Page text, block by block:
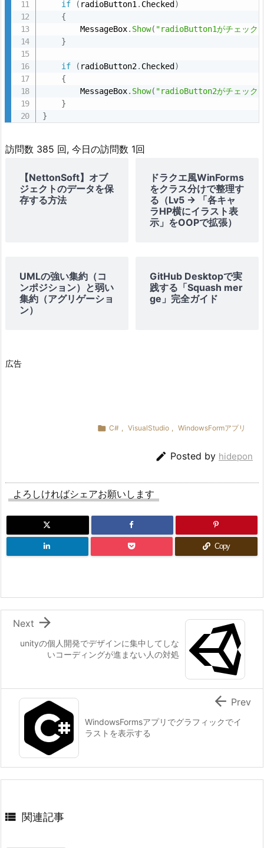
if ( radioButton1. Checked )
{
        MessageBox
. Show( "radioButton1がチェック
}
if ( radioButton2. Checked )
{
        MessageBox
. Show( "radioButton2がチェック
}
}
訪問数 385 回, 今日の訪問数 1回
【NettonSoft】オブ
ジェクトのデータを保
存する方法
ドラクエ風WinForms
をクラス分けで整理す
る（Lv5 → 「各キャ
ラHP横にイラスト表
示」をOOPで拡張）
UMLの強い集約（コ
ンポジション）と弱い
集約（アグリゲーショ
ン）
GitHub Desktopで実
践する「Squash mer
ge」完全ガイド
広告
 C# , VisualStudio , WindowsFormアプリ
 Posted by hidepon
よろしければシェアお願いします
Copy
unityの個人開発でデザインに集中してしな
いコーディングが進まない人の対処

Next
WindowsFormsアプリでグラフィックでイ
ラストを表示する
 Prev
 関連記事